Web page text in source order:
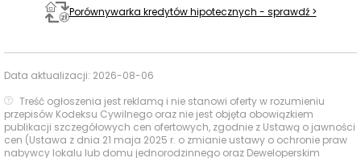
odrodzenie kultowego miejsca Wrocławia.
charakterystyczne detale,takie jakceramiczny herb
Kampffmeyer,które staną się symbolem połączenia
przeszłości z przyszłością. Elewator nie jest tylko
nowoczesną inwestycją mieszkaniową – to także
pomnik miasta, które wciąż żyje i rozwija się, szanując
swoje korzenie.
Porównywarka kredytów hipotecznych - sprawdź >
Data aktualizacji: 2026-08-06
Treść ogłoszenia jest reklamą i nie stanowi oferty w rozumieniu
przepisów Kodeksu Cywilnego oraz nie jest objęta obowiązkiem
publikacji szczegółowych cen ofertowych, zgodnie z Ustawą o jawności
cen (Ustawa z dnia 21 maja 2025 r. o zmianie ustawy o ochronie praw
nabywcy lokalu lub domu jednorodzinnego oraz Deweloperskim